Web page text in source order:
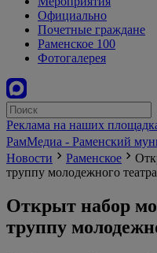
Официально
Почетные граждане
Раменское 100
Фотогалерея
Реклама на наших
РамМедиа - Раменский
Новости
Раменское
труппу молодежного театра
Открыт набор
труппу